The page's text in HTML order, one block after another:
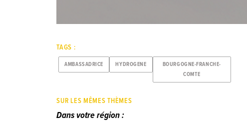
TAGS :
AMBASSADRICE HYDROGENE
BOURGOGNE-FRANCHE-
COMTE
SUR LES MÊMES THÈMES
Dans votre région :